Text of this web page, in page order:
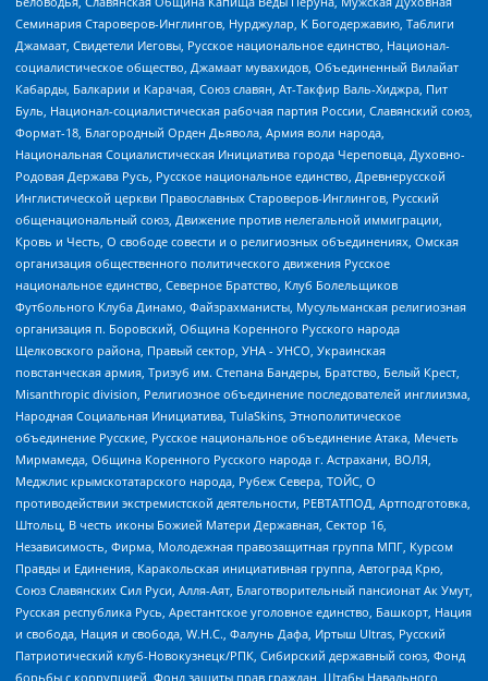
Семинария Староверов-Инглингов, Нурджулар, К Богодержавию, Таблиги
Джамаат, Свидетели Иеговы, Русское национальное единство, Национал-
социалистическое общество, Джамаат мувахидов, Объединенный Вилайат
Кабарды, Балкарии и Карачая, Союз славян, Ат-Такфир Валь-Хиджра, Пит
Буль, Национал-социалистическая рабочая партия России, Славянский союз,
Формат-18, Благородный Орден Дьявола, Армия воли народа,
Национальная Социалистическая Инициатива города Череповца, Духовно-
Родовая Держава Русь, Русское национальное единство, Древнерусской
Инглистической церкви Православных Староверов-Инглингов, Русский
общенациональный союз, Движение против нелегальной иммиграции,
Кровь и Честь, О свободе совести и о религиозных объединениях, Омская
организация общественного политического движения Русское
национальное единство, Северное Братство, Клуб Болельщиков
Футбольного Клуба Динамо, Файзрахманисты, Мусульманская религиозная
организация п. Боровский, Община Коренного Русского народа
Щелковского района, Правый сектор, УНА - УНСО, Украинская
повстанческая армия, Тризуб им. Степана Бандеры, Братство, Белый Крест,
Misanthropic division, Религиозное объединение последователей инглиизма,
Народная Социальная Инициатива, TulaSkins, Этнополитическое
объединение Русские, Русское национальное объединение Атака, Мечеть
Мирмамеда, Община Коренного Русского народа г. Астрахани, ВОЛЯ,
Меджлис крымскотатарского народа, Рубеж Севера, ТОЙС, О
противодействии экстремистской деятельности, РЕВТАТПОД, Артподготовка,
Штольц, В честь иконы Божией Матери Державная, Сектор 16,
Независимость, Фирма, Молодежная правозащитная группа МПГ, Курсом
Правды и Единения, Каракольская инициативная группа, Автоград Крю,
Союз Славянских Сил Руси, Алля-Аят, Благотворительный пансионат Ак Умут,
Русская республика Русь, Арестантское уголовное единство, Башкорт, Нация
и свобода, Нация и свобода, W.H.С., Фалунь Дафа, Иртыш Ultras, Русский
Патриотический клуб-Новокузнецк/РПК, Сибирский державный союз, Фонд
борьбы с коррупцией, Фонд защиты прав граждан, Штабы Навального,